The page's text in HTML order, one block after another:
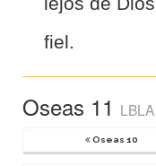
fiel.
Oseas 11 LBLA
Oseas 10